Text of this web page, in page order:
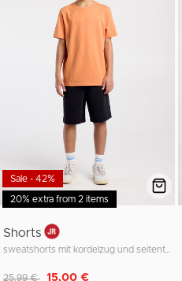
20% extra from 2 items
Sale - 42%
Shorts
sweatshorts mit kordelzug und seitentasche
Reduziert von
25,99 € auf
15,00 €